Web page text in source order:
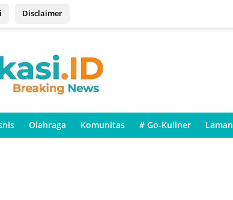
Disclaimer
Olahraga Komunitas # Go-Kuliner Laman